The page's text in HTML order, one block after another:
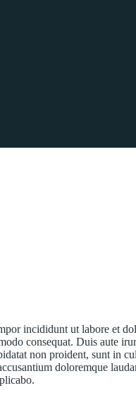
incididunt ut labore et
consequat. Duis aute
non proident, sunt in
doloremque